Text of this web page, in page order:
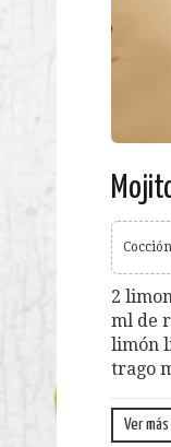
2
ml de
limón
trago
Ver más